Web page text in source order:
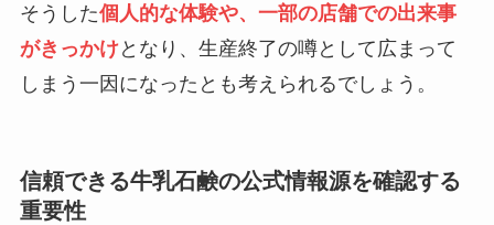
そうした個人的な体験や、一部の店舗での出来事
がきっかけとなり、生産終了の噂として広まって
しまう一因になったとも考えられるでしょう。
信頼できる牛乳石鹸の公式情報源を確認する
重要性